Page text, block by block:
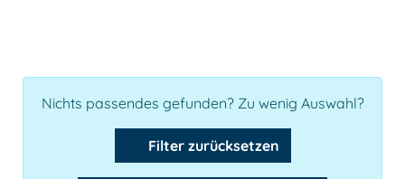
Nichts passendes gefunden? Zu wenig Auswahl?
Filter zurücksetzen